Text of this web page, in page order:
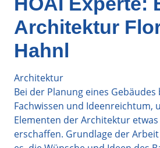
Architektur
Hahnl
Architektur
Bei der Planung eines
Fachwissen und Ideenreichtum,
Elementen der Architektur etwas
erschaffen. Grundlage der